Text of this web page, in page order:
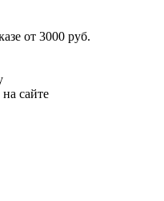
от 3000 руб.
сайте